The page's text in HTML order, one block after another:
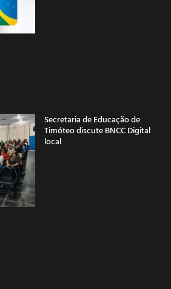
Secretaria de Educação de
Timóteo discute BNCC Digital
local